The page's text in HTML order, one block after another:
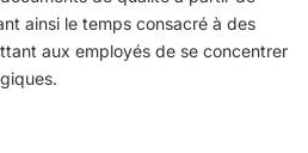
ainsi le temps consacré à des
aux employés de se concentrer